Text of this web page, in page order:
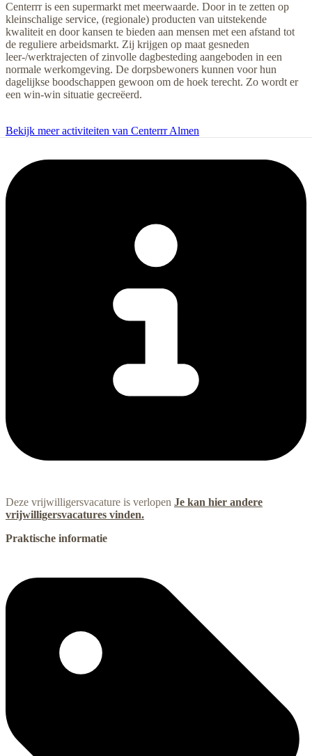
Centerrr is een supermarkt met meerwaarde. Door in te zetten op
kleinschalige service, (regionale) producten van uitstekende
kwaliteit en door kansen te bieden aan mensen met een afstand tot
de reguliere arbeidsmarkt. Zij krijgen op maat gesneden
leer-/werktrajecten of zinvolle dagbesteding aangeboden in een
normale werkomgeving. De dorpsbewoners kunnen voor hun
dagelijkse boodschappen gewoon om de hoek terecht. Zo wordt er
een win-win situatie gecreëerd.
Bekijk meer activiteiten van Centerrr Almen
Deze vrijwilligersvacature is verlopen Je kan hier andere
vrijwilligersvacatures vinden.
Praktische informatie